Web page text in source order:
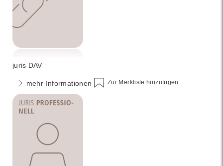
juris DAV
mehr Informationen Zur Merkliste hinzufügen